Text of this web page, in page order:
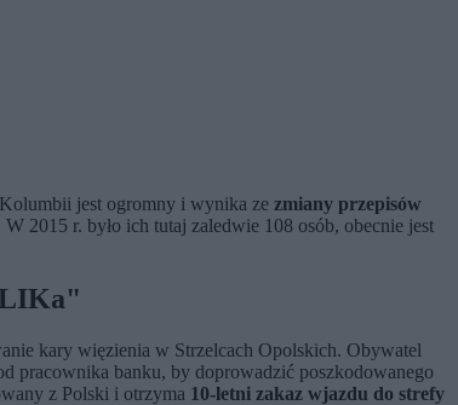
jest ogromny i wynika ze zmiany przepisów
2015 r. było ich tutaj zaledwie 108 osób, obecnie jest
kary więzienia w Strzelcach Opolskich. Obywatel
pracownika banku, by doprowadzić poszkodowanego
z Polski i otrzyma 10-letni zakaz wjazdu do strefy